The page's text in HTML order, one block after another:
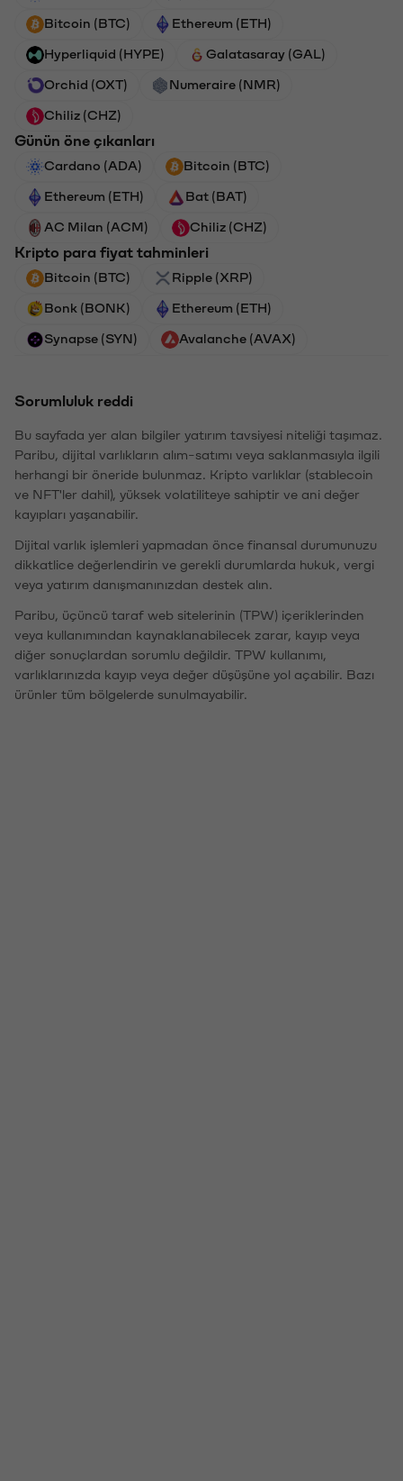
Bitcoin (BTC) Ethereum (ETH)
Hyperliquid (HYPE) Galatasaray (GAL)
Orchid (OXT) Numeraire (NMR)
Chiliz (CHZ)
Günün öne çıkanları
Cardano (ADA) Bitcoin (BTC)
Ethereum (ETH) Bat (BAT)
AC Milan (ACM) Chiliz (CHZ)
Kripto para fiyat tahminleri
Bitcoin (BTC) Ripple (XRP)
Bonk (BONK) Ethereum (ETH)
Synapse (SYN) Avalanche (AVAX)
Sorumluluk reddi
Bu sayfada yer alan bilgiler yatırım tavsiyesi niteliği taşımaz.
Paribu, dijital varlıkların alım-satımı veya saklanmasıyla ilgili
herhangi bir öneride bulunmaz. Kripto varlıklar (stablecoin
ve NFT'ler dahil), yüksek volatiliteye sahiptir ve ani değer
kayıpları yaşanabilir.
Dijital varlık işlemleri yapmadan önce finansal durumunuzu
dikkatlice değerlendirin ve gerekli durumlarda hukuk, vergi
veya yatırım danışmanınızdan destek alın.
Paribu, üçüncü taraf web sitelerinin (TPW) içeriklerinden
veya kullanımından kaynaklanabilecek zarar, kayıp veya
diğer sonuçlardan sorumlu değildir. TPW kullanımı,
varlıklarınızda kayıp veya değer düşüşüne yol açabilir. Bazı
ürünler tüm bölgelerde sunulmayabilir.